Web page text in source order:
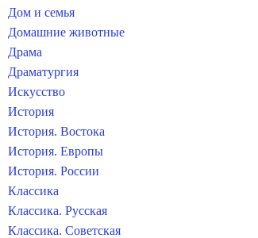
Дом и семья
Домашние животные
Драма
Драматургия
Искусство
История
История. Востока
История. Европы
История. России
Классика
Классика. Русская
Классика. Советская